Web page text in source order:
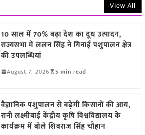
View All
10 साल में 70% बढ़ा देश का दूध उत्पादन,
राज्यसभा में ललन सिंह ने गिनाईं पशुपालन क्षेत्र
की उपलब्धियां
August 7, 2026 5 min read
वैज्ञानिक पशुपालन से बढ़ेगी किसानों की आय,
रानी लक्ष्मीबाई केंद्रीय कृषि विश्वविद्यालय के
कार्यक्रम में बोले शिवराज सिंह चौहान